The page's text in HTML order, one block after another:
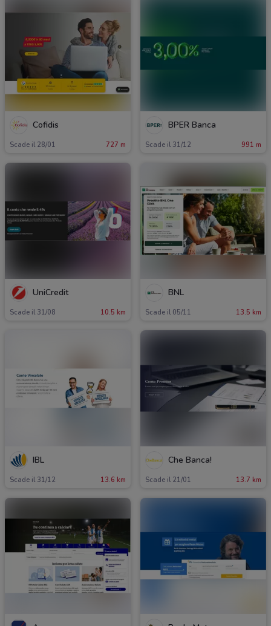
Cofidis
Scade il 28/01 727 m
BPER Banca
Scade il 31/12 991 m
UniCredit
Scade il 31/08 10.5 km
BNL
Scade il 05/11 13.5 km
IBL
Scade il 31/12 13.6 km
Che Banca!
Scade il 21/01 13.7 km